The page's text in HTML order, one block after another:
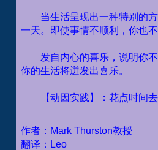
当生活呈现出一种特别的
一天。即使事情不顺利，你也
发自内心的喜乐，说明你
你的生活将迸发出喜乐。
【动因实践】 ： 花点时间
作者：Mark Thurston教授
翻译：Leo